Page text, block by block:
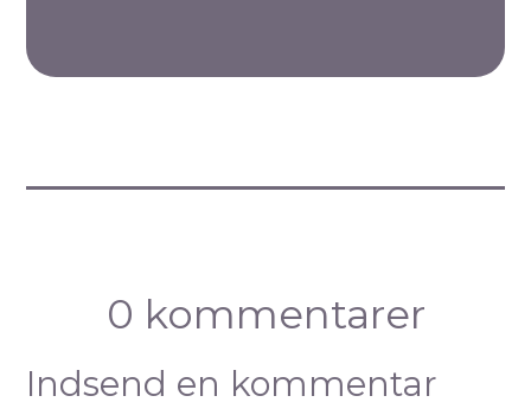
0 kommentarer
Indsend en kommentar